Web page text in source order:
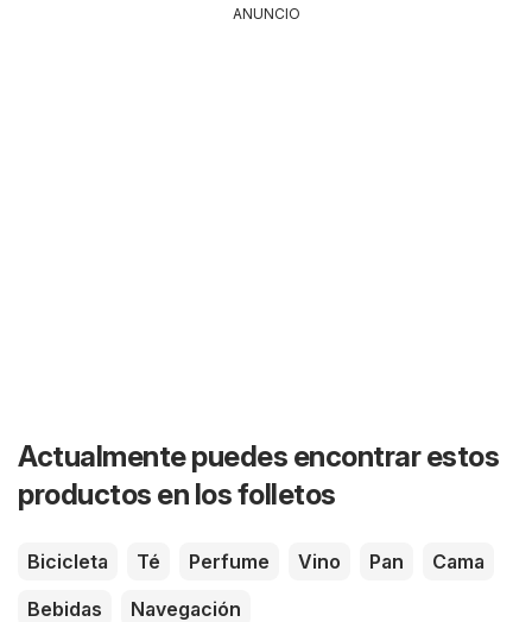
ANUNCIO
Actualmente puedes encontrar estos
productos en los folletos
Bicicleta Té Perfume Vino Pan
Cama
Bebidas
Navegación